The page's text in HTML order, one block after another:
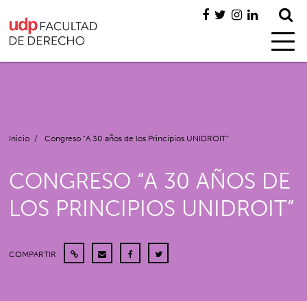
Inicio / Congreso “A 30 años de los Principios UNIDROIT”
CONGRESO “A 30 AÑOS DE
LOS PRINCIPIOS UNIDROIT”
COMPARTIR